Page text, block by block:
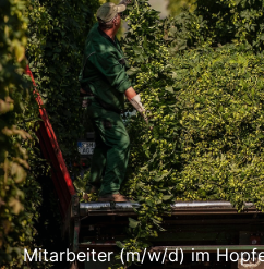
Mitarbeiter (m/w/d) im